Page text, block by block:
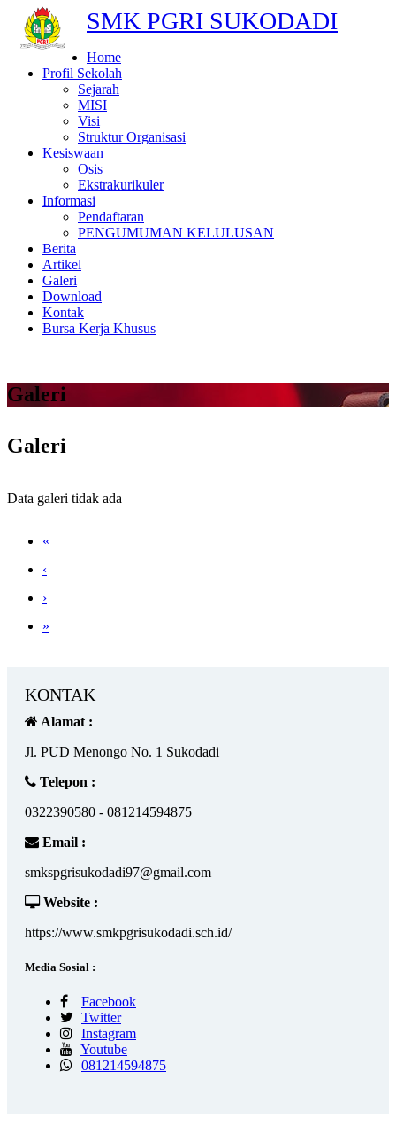
SMK PGRI SUKODADI
Home
Profil Sekolah
Sejarah
MISI
Visi
Struktur Organisasi
Kesiswaan
Osis
Ekstrakurikuler
Informasi
Pendaftaran
PENGUMUMAN KELULUSAN
Berita
Artikel
Galeri
Download
Kontak
Bursa Kerja Khusus
Galeri
Galeri
Data galeri tidak ada
«
‹
›
»
KONTAK
Alamat :
Jl. PUD Menongo No. 1 Sukodadi
Telepon :
0322390580 - 081214594875
Email :
smkspgrisukodadi97@gmail.com
Website :
https://www.smkpgrisukodadi.sch.id/
Media Sosial :
Facebook
Twitter
Instagram
Youtube
081214594875